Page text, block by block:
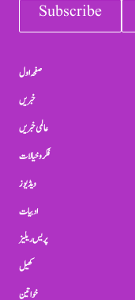
Subscribe
صفحہ اول
خبریں
عالمی خبریں
فکر و خیالات
ویڈیوز
ادبیات
پریس ریلیز
کھیل
خواتین